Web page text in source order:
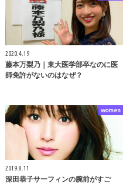
2020.4.19
藤本万梨乃｜東大医学部卒なのに医
師免許がないのはなぜ？
women
2019.8.11
深田恭子サーフィンの腕前がすご